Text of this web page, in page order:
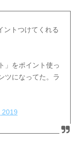
ントつけてくれる
」をポイント使っ
ツになってた。ラ
2019